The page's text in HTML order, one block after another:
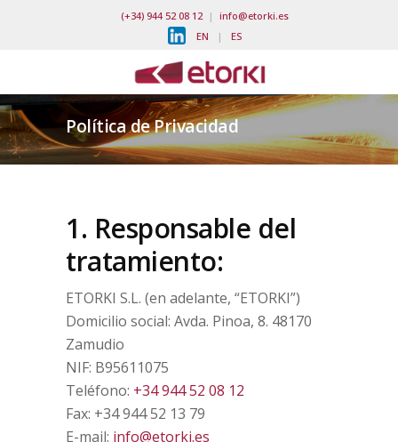
(+34) 944 52 08 12| info@etorki.es
EN | ES
Política de Privacidad
1. Responsable del
tratamiento:
ETORKI S.L. (en adelante, “ETORKI”)
Domicilio social: Avda. Pinoa, 8. 48170
Zamudio
NIF: B95611075
Teléfono: +34 944 52 08 12
Fax: +34 944 52 13 79
E-mail: info@etorki.es